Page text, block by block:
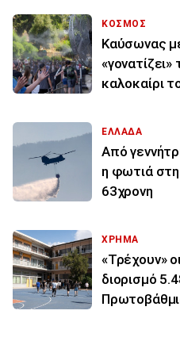
ΚΟΣΜΟΣ
Καύσωνας
καλοκαίρι
ΕΛΛΑΔΑ
Από
η φωτιά
63χρονη
ΧΡΗΜΑ
«Τρέχουν»
διορισμό